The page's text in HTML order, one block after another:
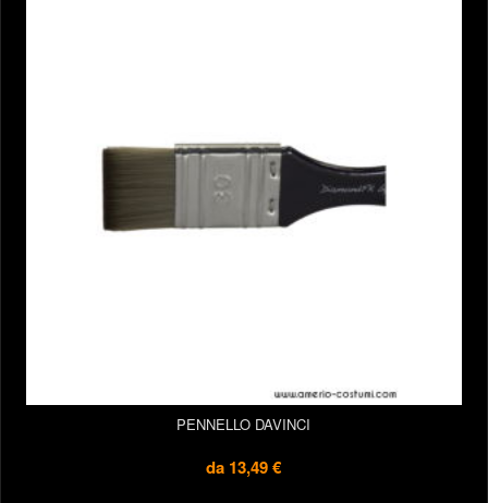
PENNELLO DAVINCI
da 13,49 €